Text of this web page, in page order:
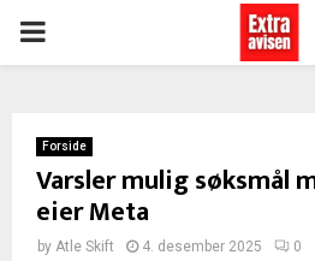
PRIMARY
Forside
Varsler mulig søksmål
eier Meta
by Atle Skift 4. desember 2025 0